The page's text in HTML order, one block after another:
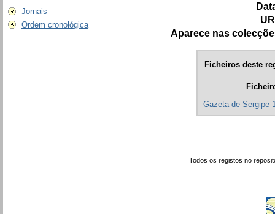
Jornais
Ordem cronológica
Aparece nas
Ficheiros deste
Gazeta de Sergipe
Todos os registos no